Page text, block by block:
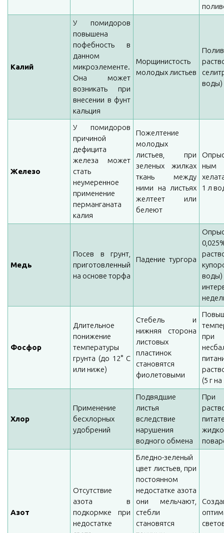
Калий
У помидоров
повышена
пофебность в
данном
микроэлементе.
Она может
возникать при
внесении в фунт
кальция
Морщинистость
молодых листьев
воды)
Железо
У помидоров
причиной
дефицита
железа может
стать
неумеренное
применение
перманганата
калия
Пожелтение
молодых
листьев, при
зеленых жилках
ткань между
ними на листьях
желтеет или
белеют
ным
1 л
Медь
Посев в грунт,
приготовленный
на основе торфа
Падение тургора
Фосфор
Длительное
понижение
температуры
грунта (до 12° С
или ниже)
Стебель и
нижняя сторона
листовых
пластинок
становятся
фиолетовыми
при
(5 г
Хлор
Применение
бесхлорных
удобрений
Подвядшие
листья
вследствие
нарушения
водного обмена
При
Азот
Отсутствие
азота в
подкормке при
недостатке
Бледно-зеленый
цвет листьев, при
постоянном
недостатке азота
они мельчают,
стебли
становятся